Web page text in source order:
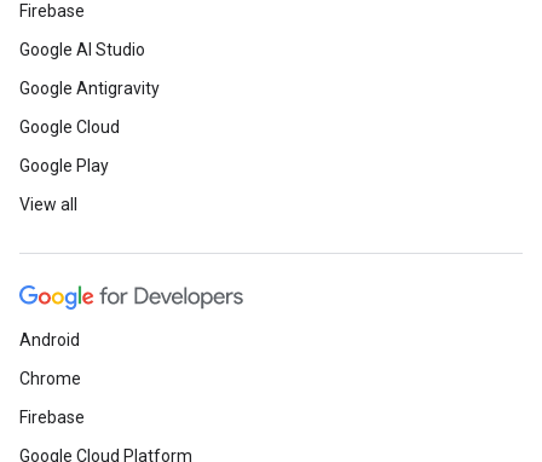
Firebase
Google AI Studio
Google Antigravity
Google Cloud
Google Play
View all
Android
Chrome
Firebase
Google Cloud Platform